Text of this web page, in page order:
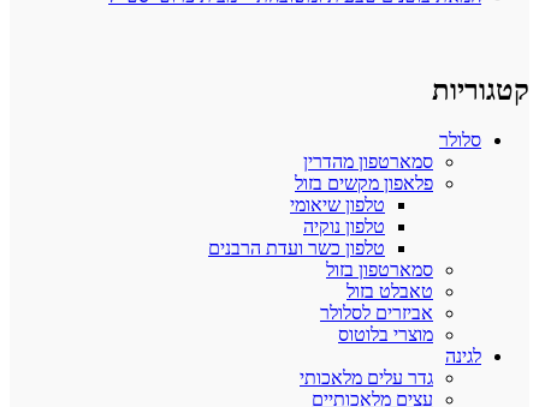
קטגוריות
סלולר
סמארטפון מהדרין
פלאפון מקשים בזול
טלפון שיאומי
טלפון נוקיה
טלפון כשר ועדת הרבנים
סמארטפון בזול
טאבלט בזול
אביזרים לסלולר
מוצרי בלוטוס
לגינה
גדר עלים מלאכותי
עצים מלאכותיים